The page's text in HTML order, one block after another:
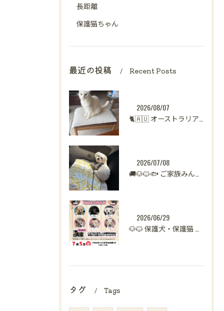
長距離
保護猫ちゃん
最近の投稿 Recent Posts
2026/08/07
2026/07/08
2026/06/29
タグ Tags